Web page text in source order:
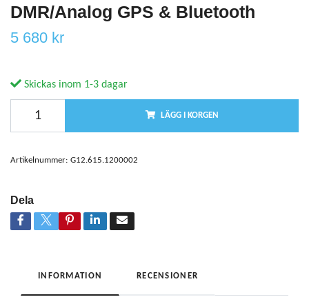
DMR/Analog GPS & Bluetooth
5 680 kr
Skickas inom 1-3 dagar
LÄGG I KORGEN
Artikelnummer: G12.615.1200002
Dela
INFORMATION RECENSIONER